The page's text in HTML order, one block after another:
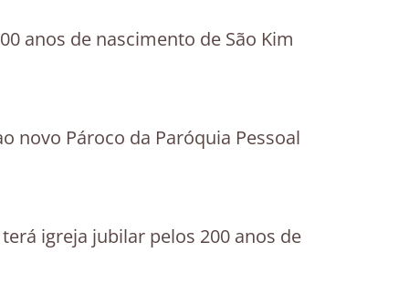
anos de nascimento de São Kim
novo Pároco da Paróquia Pessoal
igreja jubilar pelos 200 anos de